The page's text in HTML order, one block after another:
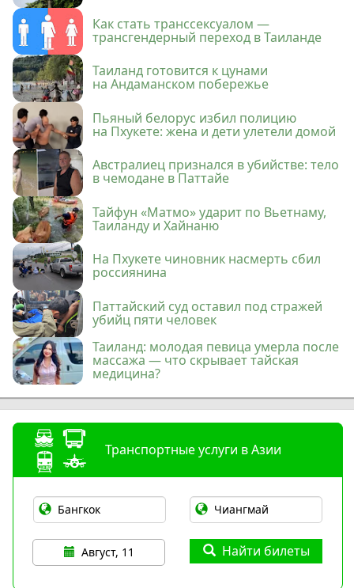
Как стать транссексуалом —
трансгендерный переход в Таиланде
Таиланд готовится к цунами
на Андаманском побережье
Пьяный белорус избил полицию
на Пхукете: жена и дети улетели домой
Австралиец признался в убийстве: тело
в чемодане в Паттайе
Тайфун «Матмо» ударит по Вьетнаму,
Таиланду и Хайнаню
На Пхукете чиновник насмерть сбил
россиянина
Паттайский суд оставил под стражей
убийц пяти человек
Таиланд: молодая певица умерла после
массажа — что скрывает тайская
медицина?
Транспортные услуги в Азии
Август, 11 Найти билеты